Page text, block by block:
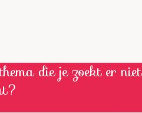
die je zoekt er niet